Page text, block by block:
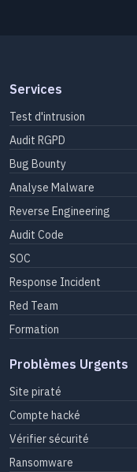
Services
Test d'intrusion
Audit RGPD
Bug Bounty
Analyse Malware
Reverse Engineering
Audit Code
SOC
Response Incident
Red Team
Formation
Problèmes Urgents
Site piraté
Compte hacké
Vérifier sécurité
Ransomware